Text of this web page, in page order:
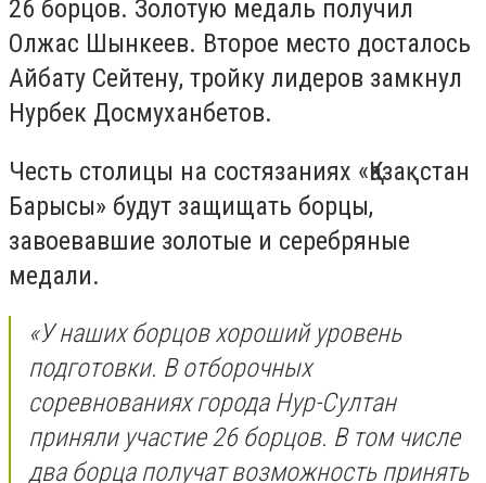
26 борцов. Золотую медаль получил
Олжас Шынкеев. Второе место досталось
Айбату Сейтену, тройку лидеров замкнул
Нурбек Досмуханбетов.
Честь столицы на состязаниях «Қазақстан
Барысы» будут защищать борцы,
завоевавшие золотые и серебряные
медали.
«У наших борцов хороший уровень
подготовки. В отборочных
соревнованиях города Нур-Султан
приняли участие 26 борцов. В том числе
два борца получат возможность принять